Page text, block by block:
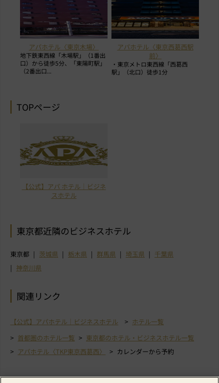
アパホテル〈東京木場〉
地下鉄東西線「木場駅」（1番出
口）から徒歩5分、「東陽町駅」
（2番出口...
アパホテル〈東京西葛西駅
前〉
・東京メトロ東西線「西葛西
駅」（北口）徒歩1分
TOPページ
【公式】アパ ホテル｜ビジネ
スホテル
東京都近隣のビジネスホテル
東京都 茨城県 栃木県 群馬県 埼玉県
千葉県
神奈川県
関連リンク
【公式】アパホテル｜ビジネスホテル
ホテル一覧
首都圏のホテル一覧
東京都のホテル・ビジネスホテル一覧
アパホテル〈TKP東京西葛西〉
カレンダーから予約